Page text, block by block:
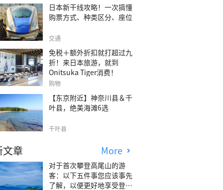
日本新干线攻略！一次搞懂
购票方式、种类区分、座位
交通
免税＋额外折扣就打超过九
折！来日本旅游，就到
Onitsuka Tiger消费！
购物
【东京附近】神奈川县＆千
叶县，绝美海滩6选
千叶县
章 More
对于首次攀登高尾山的游
客：以下五件事您应该事先
了解，以便更好地享受登山